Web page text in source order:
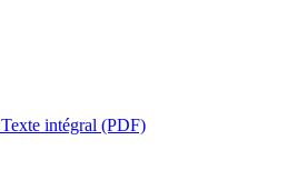
Texte intégral (PDF)